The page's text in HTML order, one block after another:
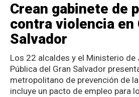
Crean gabinete de
contra violencia en
Salvador
Los 22 alcaldes y el Ministerio de
Pública del Gran Salvador
metropolitano de prevención de
incluye un pacto de empleo para